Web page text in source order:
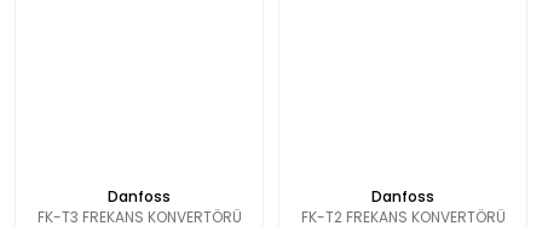
Danfoss
FK-T3 FREKANS KONVERTÖRÜ
Danfoss
FK-T2 FREKANS KONVERTÖRÜ